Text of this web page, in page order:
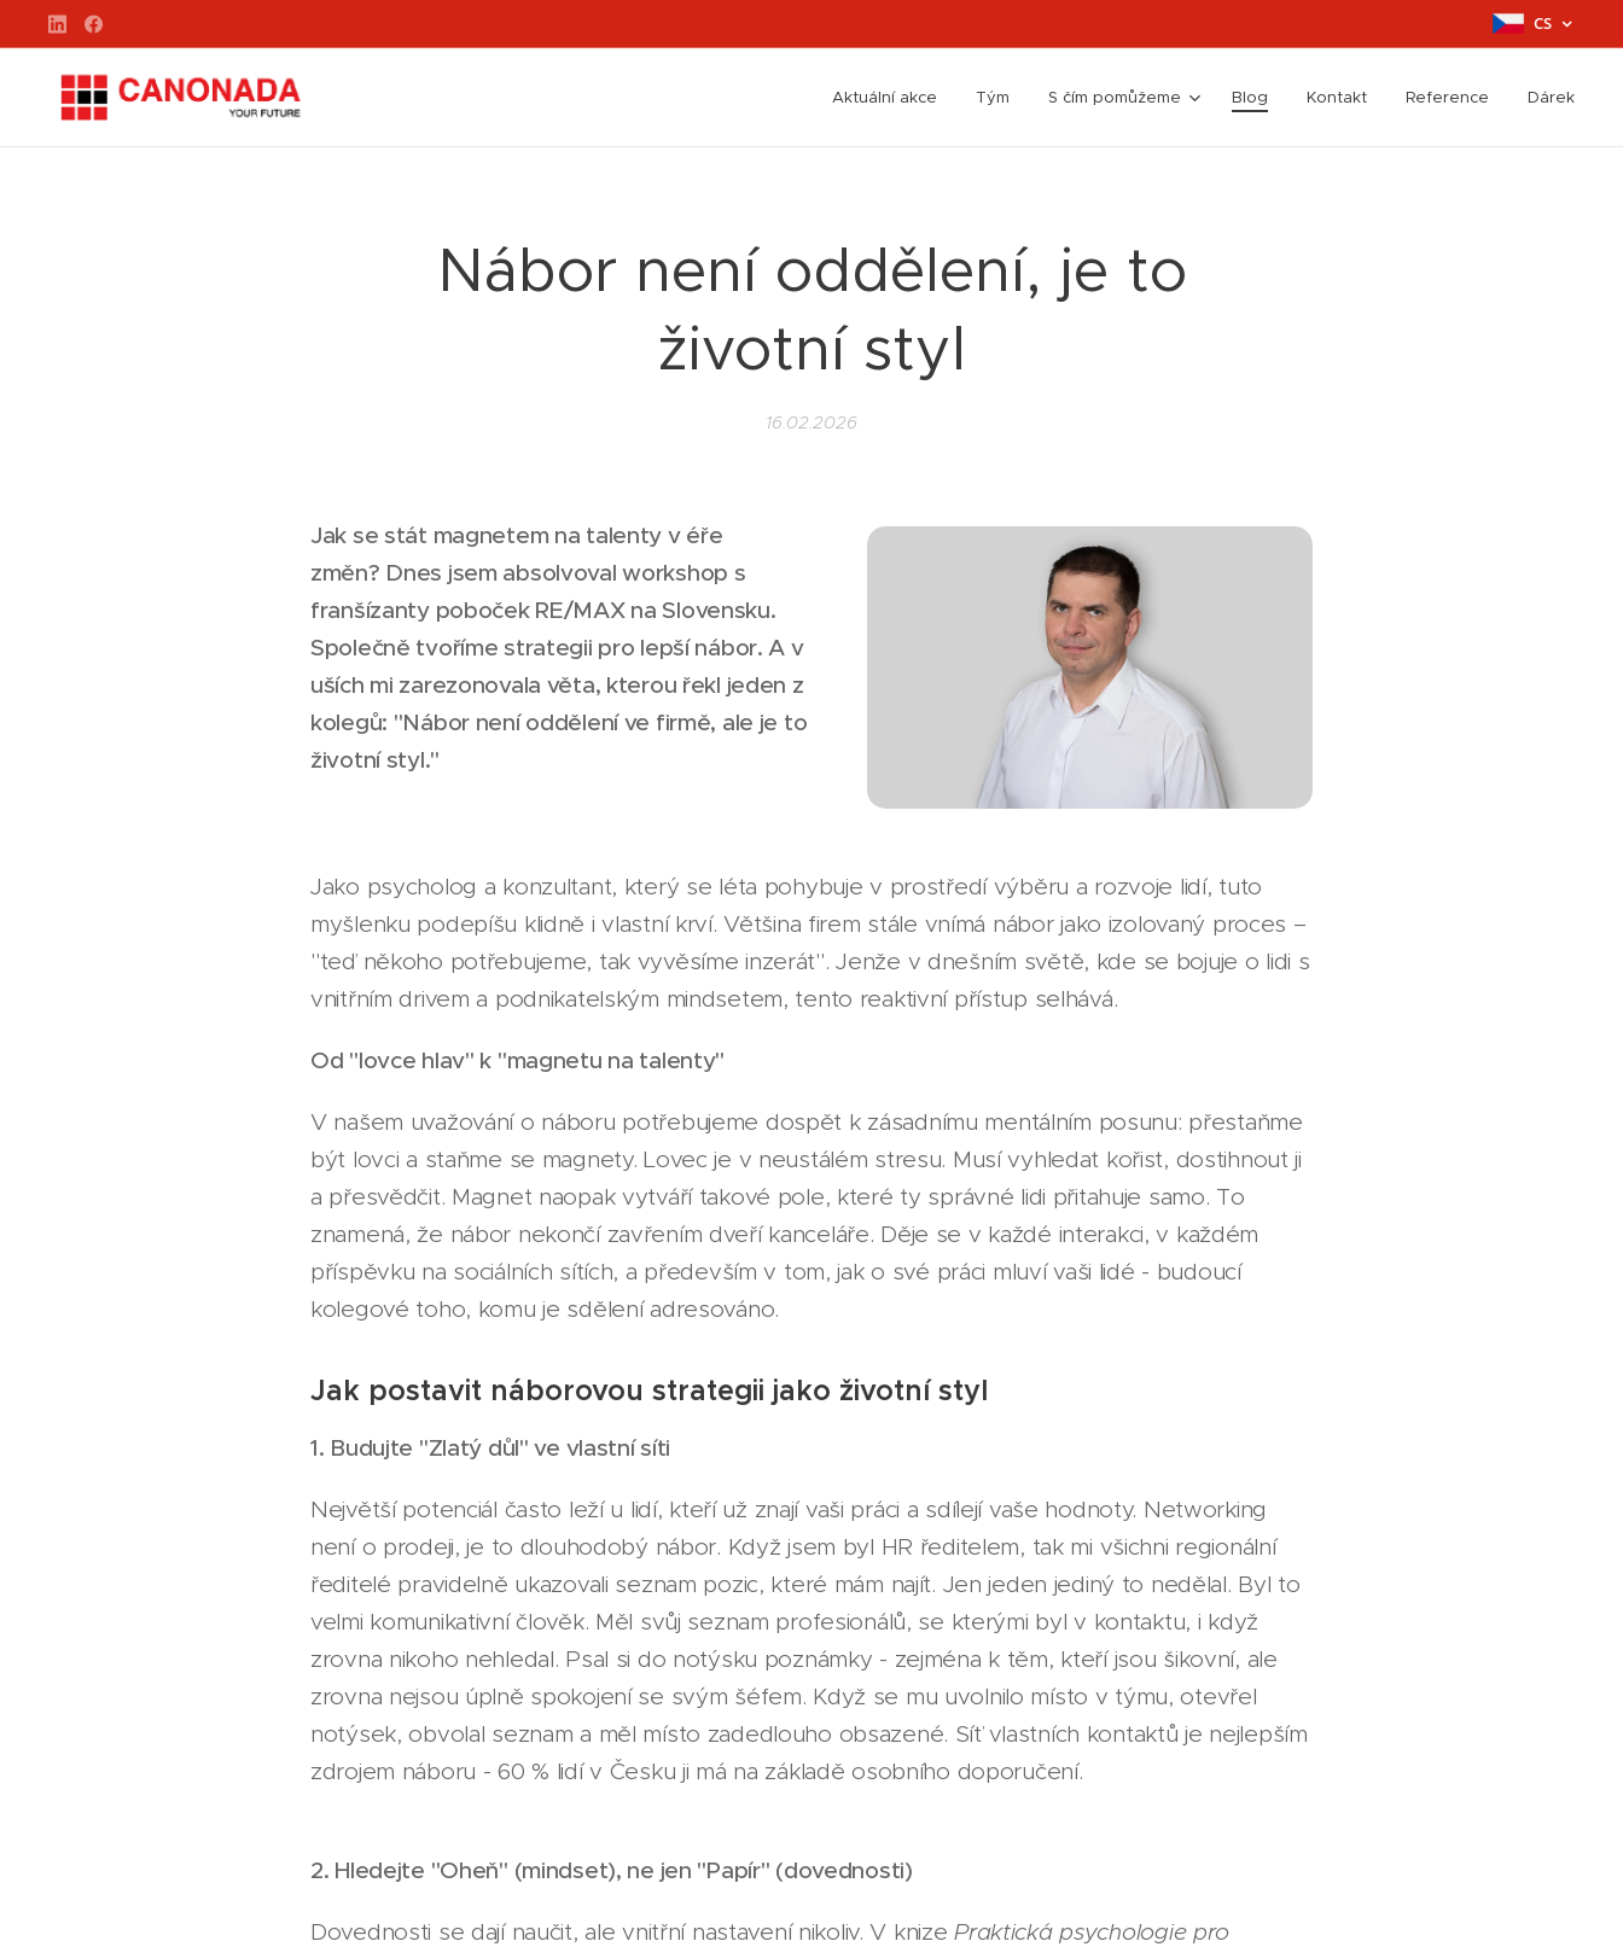
CS
Aktuální akce Tým S čím pomůžeme Blog Kontakt Reference Dárek
Nábor není oddělení, je to
životní styl
16.02.2026
Jak se stát magnetem na talenty v éře
změn? Dnes jsem absolvoval workshop s
franšízanty poboček RE/MAX na Slovensku.
Společně tvoříme strategii pro lepší nábor. A v
uších mi zarezonovala věta, kterou řekl jeden z
kolegů: "Nábor není oddělení ve firmě, ale je to
životní styl."
Jako psycholog a konzultant, který se léta pohybuje v prostředí výběru a rozvoje lidí, tuto
myšlenku podepíšu klidně i vlastní krví. Většina firem stále vnímá nábor jako izolovaný proces –
"teď někoho potřebujeme, tak vyvěsíme inzerát". Jenže v dnešním světě, kde se bojuje o lidi s
vnitřním drivem a podnikatelským mindsetem, tento reaktivní přístup selhává.
Od "lovce hlav" k "magnetu na talenty"
V našem uvažování o náboru potřebujeme dospět k zásadnímu mentálním posunu: přestaňme
být lovci a staňme se magnety. Lovec je v neustálém stresu. Musí vyhledat kořist, dostihnout ji
a přesvědčit. Magnet naopak vytváří takové pole, které ty správné lidi přitahuje samo. To
znamená, že nábor nekončí zavřením dveří kanceláře. Děje se v každé interakci, v každém
příspěvku na sociálních sítích, a především v tom, jak o své práci mluví vaši lidé - budoucí
kolegové toho, komu je sdělení adresováno.
Jak postavit náborovou strategii jako životní styl
1. Budujte "Zlatý důl" ve vlastní síti
Největší potenciál často leží u lidí, kteří už znají vaši práci a sdílejí vaše hodnoty. Networking
není o prodeji, je to dlouhodobý nábor. Když jsem byl HR ředitelem, tak mi všichni regionální
ředitelé pravidelně ukazovali seznam pozic, které mám najít. Jen jeden jediný to nedělal. Byl to
velmi komunikativní člověk. Měl svůj seznam profesionálů, se kterými byl v kontaktu, i když
zrovna nikoho nehledal. Psal si do notýsku poznámky - zejména k těm, kteří jsou šikovní, ale
zrovna nejsou úplně spokojení se svým šéfem. Když se mu uvolnilo místo v týmu, otevřel
notýsek, obvolal seznam a měl místo zadedlouho obsazené. Síť vlastních kontaktů je nejlepším
zdrojem náboru - 60 % lidí v Česku ji má na základě osobního doporučení.
2. Hledejte "Oheň" (mindset), ne jen "Papír" (dovednosti)
Dovednosti se dají naučit, ale vnitřní nastavení nikoliv. V knizePraktická psychologie pro